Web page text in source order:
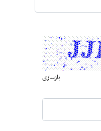
بازسازی